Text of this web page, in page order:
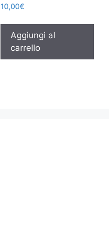
10,00€
Aggiungi al
carrello